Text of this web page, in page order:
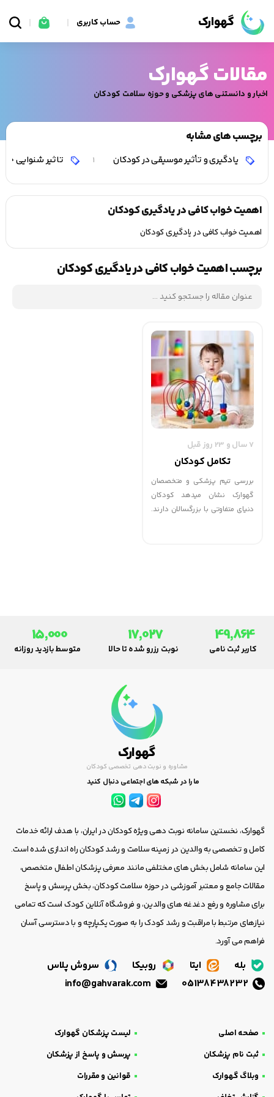
گهوارک حساب کاربری
مقالات گهوارک
اخبار و دانستنی های پزشکی و حوزه سلامت کودکان
برچسب های مشابه
یادگیری و تأثیر موسیقی در کودکان 1 تاثیر شنوایی
اهمیت خواب کافی در یادگیری کودکان
اهمیت خواب کافی در یادگیری کودکان
برچسب اهمیت خواب کافی در یادگیری کودکان
7 سال و 23 روز قبل
تکامل کودکان
بررسی تیم پزشکی و متخصصان
گهوارک نشان میدهد كودكان
دنيای متفاوتی با بزرگسالان دارند.
49,864
کاربر ثبت نامی
17,027
نوبت رزرو شده تا حالا
15,000
متوسط بازدید روزانه
گهوارک
مشاوره و نوبت دهی تخصصی کودکان
ما را در شبکه های اجتماعی دنبال کنید
گهوارک، نخستین سامانه نوبت دهی ویژه کودکان در ایران، با هدف ارائه خدمات
کامل و تخصصی به والدین در زمینه سلامت و رشد کودکان راه اندازی شده است.
این سامانه شامل بخش های مختلفی مانند معرفی پزشکان اطفال متخصص،
مقالات جامع و معتبر آموزشی در حوزه سلامت کودکان، بخش پرسش و پاسخ
برای مشاوره و رفع دغدغه های والدین، و فروشگاه آنلاین کودک است که تمامی
نیازهای مرتبط با مراقبت و رشد کودک را به صورت یکپارچه و با دسترسی آسان
فراهم می آورد.
بله ایتا روبیکا
سروش پلاس
صفحه اصلی
لیست پزشکان گهوارک
ثبت نام پزشکان
پرسش و پاسخ از پزشکان
وبلاگ گهوارک
قوانین و مقررات